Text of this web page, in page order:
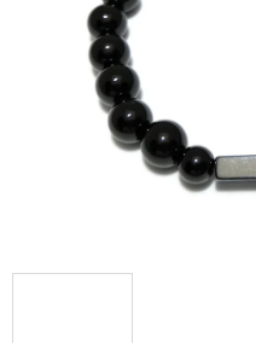
hvězdiček.